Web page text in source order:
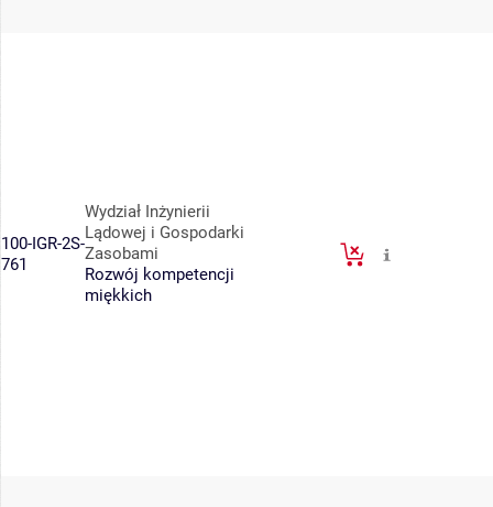
100-IGR-2S-
761
Wydział Inżynierii
Lądowej i Gospodarki
Zasobami
Rozwój kompetencji
miękkich